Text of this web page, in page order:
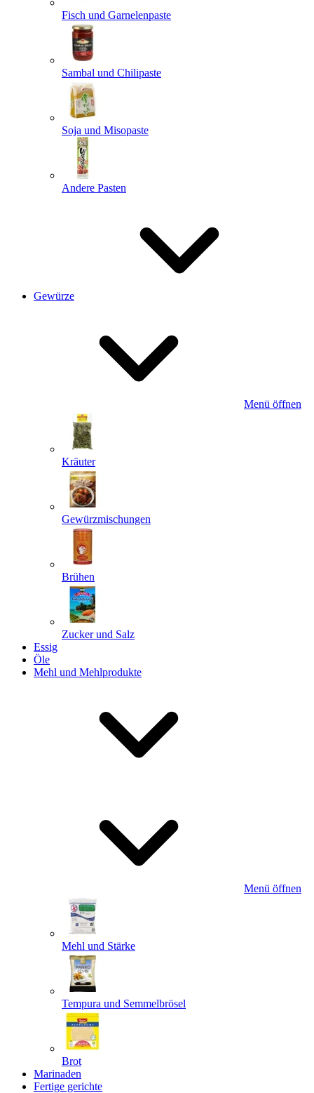
Fisch und Garnelenpaste
Sambal und Chilipaste
Soja und Misopaste
Andere Pasten
Gewürze
Menü öffnen
Kräuter
Gewürzmischungen
Brühen
Zucker und Salz
Essig
Öle
Mehl und Mehlprodukte
Menü öffnen
Mehl und Stärke
Tempura und Semmelbrösel
Brot
Marinaden
Fertige gerichte